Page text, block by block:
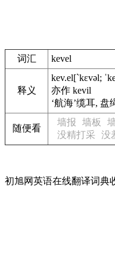
词汇 kevel
释义
kev.el[`kɛvəl;
亦作 kevil
‘航海’缆耳, 盘
随便看
墙报 墙板
没精打采 没
初旭网英语在线翻译词典